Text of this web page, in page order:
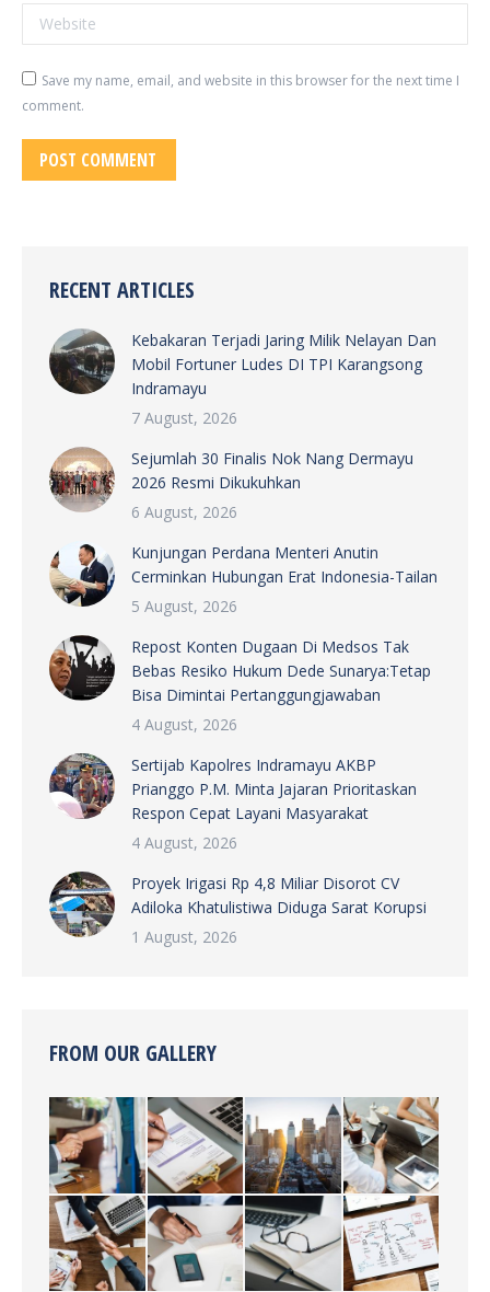
Website
Save my name, email, and website in this browser for the next time I
comment.
POST COMMENT
RECENT ARTICLES
Kebakaran Terjadi Jaring Milik Nelayan Dan
Mobil Fortuner Ludes DI TPI Karangsong
Indramayu
7 August, 2026
Sejumlah 30 Finalis Nok Nang Dermayu
2026 Resmi Dikukuhkan
6 August, 2026
Kunjungan Perdana Menteri Anutin
Cerminkan Hubungan Erat Indonesia-Tailan
5 August, 2026
Repost Konten Dugaan Di Medsos Tak
Bebas Resiko Hukum Dede Sunarya:Tetap
Bisa Dimintai Pertanggungjawaban
4 August, 2026
Sertijab Kapolres Indramayu AKBP
Prianggo P.M. Minta Jajaran Prioritaskan
Respon Cepat Layani Masyarakat
4 August, 2026
Proyek Irigasi Rp 4,8 Miliar Disorot CV
Adiloka Khatulistiwa Diduga Sarat Korupsi
1 August, 2026
FROM OUR GALLERY